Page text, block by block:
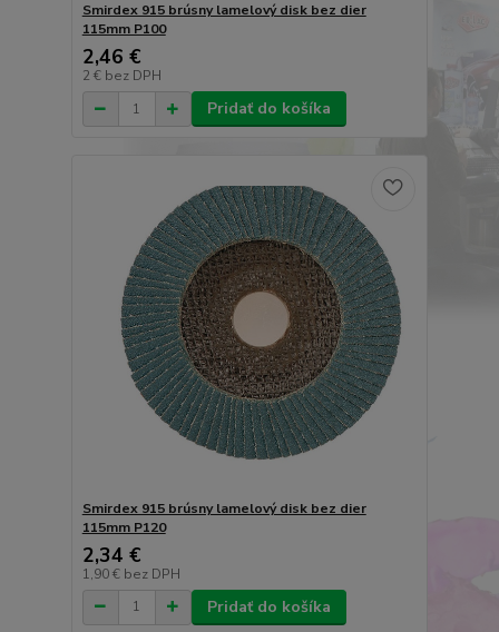
Smirdex 915 brúsny lamelový disk bez dier
115mm P100
2,46 €
2 € bez DPH
Pridať do košíka
Smirdex 915 brúsny lamelový disk bez dier
115mm P120
2,34 €
1,90 € bez DPH
Pridať do košíka